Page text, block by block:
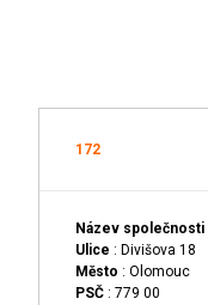
172
Název společnosti
Ulice : Divišova 18
Město : Olomouc
PSČ : 779 00